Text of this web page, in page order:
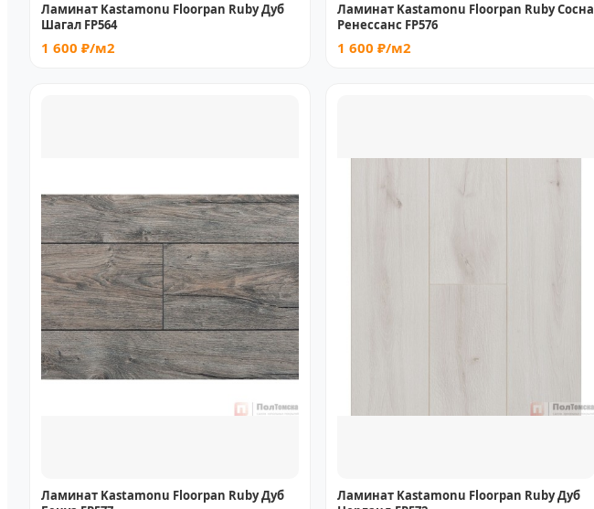
Ламинат Kastamonu Floorpan Ruby Дуб
Шагал FP564
1 600 ₽/м2
Ламинат Kastamonu Floorpan Ruby Сосна
Ренессанс FP576
1 600 ₽/м2
Ламинат Kastamonu Floorpan Ruby Дуб
Ламинат Kastamonu Floorpan Ruby Дуб